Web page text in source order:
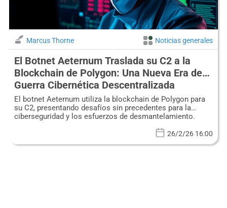
Marcus Thorne Noticias generales
El Botnet Aeternum Traslada su C2 a la
Blockchain de Polygon: Una Nueva Era de
Guerra Cibernética Descentralizada
El botnet Aeternum utiliza la blockchain de Polygon para
su C2, presentando desafíos sin precedentes para la
ciberseguridad y los esfuerzos de desmantelamiento.
26/2/26 16:00